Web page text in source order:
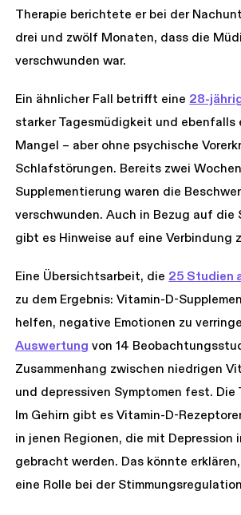
Therapie berichtete er bei der
drei und zwölf Monaten, dass die
verschwunden war.
Ein ähnlicher Fall betrifft eine 28-
starker Tagesmüdigkeit und ebenfalls
Mangel – aber ohne psychische
Schlafstörungen. Bereits zwei
Supplementierung waren die
verschwunden. Auch in Bezug auf die
gibt es Hinweise auf eine Verbindung
Eine Übersichtsarbeit, die 25 Studien
zu dem Ergebnis: Vitamin-D-
helfen, negative Emotionen zu
Auswertung von 14
Zusammenhang zwischen niedrigen
und depressiven Symptomen fest. Die
Im Gehirn gibt es Vitamin-D-
in jenen Regionen, die mit Depression
gebracht werden. Das könnte
eine Rolle bei der